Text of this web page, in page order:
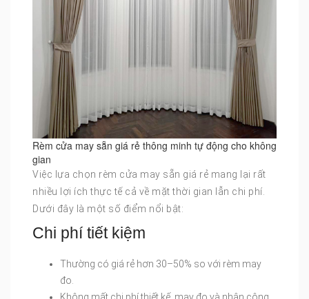
Rèm cửa may sẵn giá rẻ thông minh tự động cho không
gian
Việc lựa chọn rèm cửa may sẵn giá rẻ mang lại rất
nhiều lợi ích thực tế cả về mặt thời gian lẫn chi phí.
Dưới đây là một số điểm nổi bật:
Chi phí tiết kiệm
Thường có giá rẻ hơn 30–50% so với rèm may
đo.